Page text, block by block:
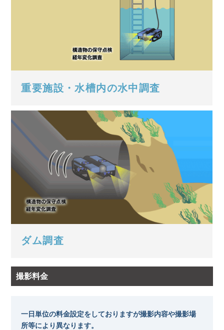
重要施設・水槽内の水中調査
ダム調査
撮影料金
一日単位の料金設定をしておりますが撮影内容や撮影場
所等により異なります。